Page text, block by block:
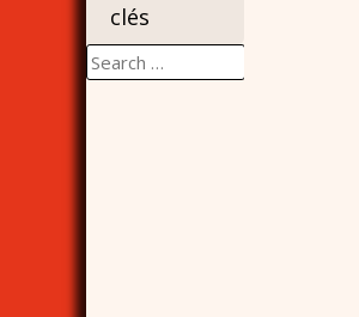
clés
Search
for: